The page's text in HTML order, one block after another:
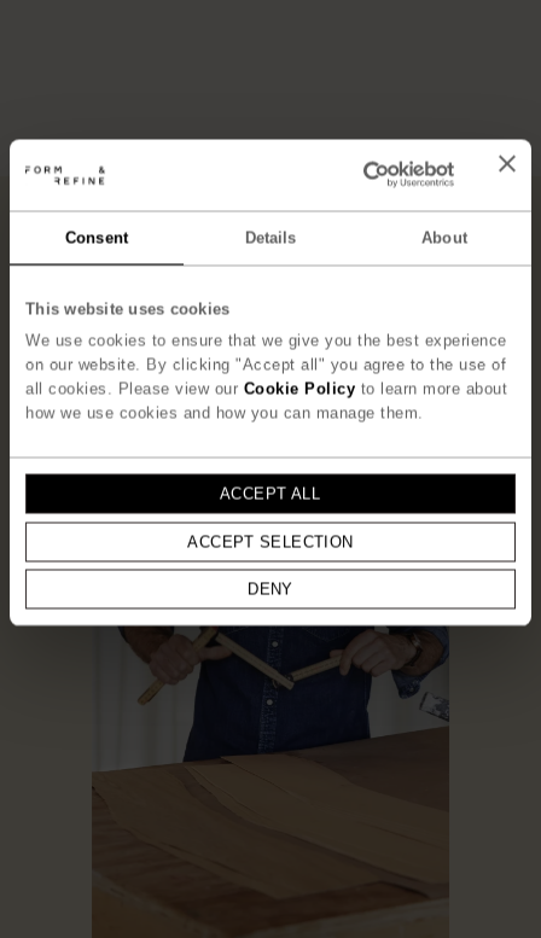
Consent Details About
This website uses cookies
We use cookies to ensure that we give you the best experience
on our website. By clicking "Accept all" you agree to the use of
all cookies. Please view our Cookie Policy to learn more about
how we use cookies and how you can manage them.
ACCEPT ALL
ACCEPT SELECTION
DENY
Behind The Scenes
Vores hoveddesigner Jonas fra Herman Studio forklarer
designprocessen, og hvad der giver ham inspiration.
BLIV INSPIRERET